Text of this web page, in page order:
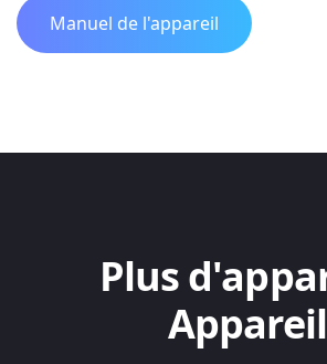
Manuel de l'appareil
Plus
Appareil